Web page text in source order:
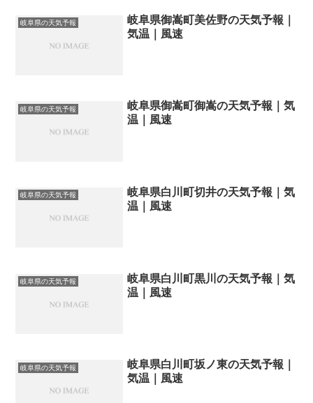
岐阜県の天気予報
岐阜県御嵩町美佐野の天気予報｜
気温｜風速
岐阜県の天気予報
岐阜県御嵩町御嵩の天気予報｜気
温｜風速
岐阜県の天気予報
岐阜県白川町切井の天気予報｜気
温｜風速
岐阜県の天気予報
岐阜県白川町黒川の天気予報｜気
温｜風速
岐阜県の天気予報
岐阜県白川町坂ノ東の天気予報｜
気温｜風速